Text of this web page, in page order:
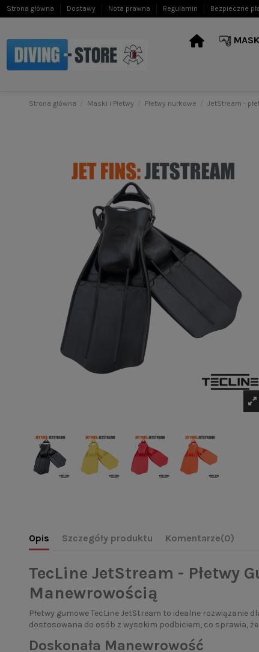
Strona główna Dostawy Nota prawna Regulamin Bezpieczne
Strona główna Maski i Płetwy Płetwy nurkowe JetStream -
Opis Szczegóły produktu Komentarze(0)
TecLine JetStream - Płetwy
Manewrowością
Płetwy gumowe TecLine JetStream to idealne
dostosowana do osób z wysokim podbiciem, co sprawia,
Doskonała Manewrowość